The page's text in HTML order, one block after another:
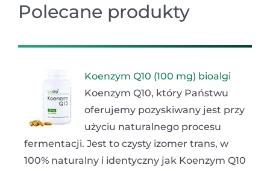
Polecane produkty
Koenzym Q10 (100 mg) bioalgi
Koenzym Q10, który Państwu
oferujemy pozyskiwany jest przy
użyciu naturalnego procesu
fermentacji. Jest to czysty izomer trans, w
100% naturalny i identyczny jak Koenzym Q10